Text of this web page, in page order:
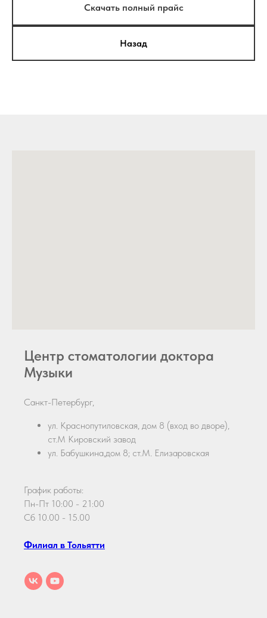
Скачать полный прайс
Назад
Центр стоматологии доктора
Музыки
Санкт-Петербург,
ул. Краснопутиловская, дом 8 (вход во дворе),
ст.М Кировский завод
ул. Бабушкина,дом 8; ст.М. Елизаровская
График работы:
Пн-Пт 10:00 - 21:00
Сб 10.00 - 15.00
Филиал в Тольятти